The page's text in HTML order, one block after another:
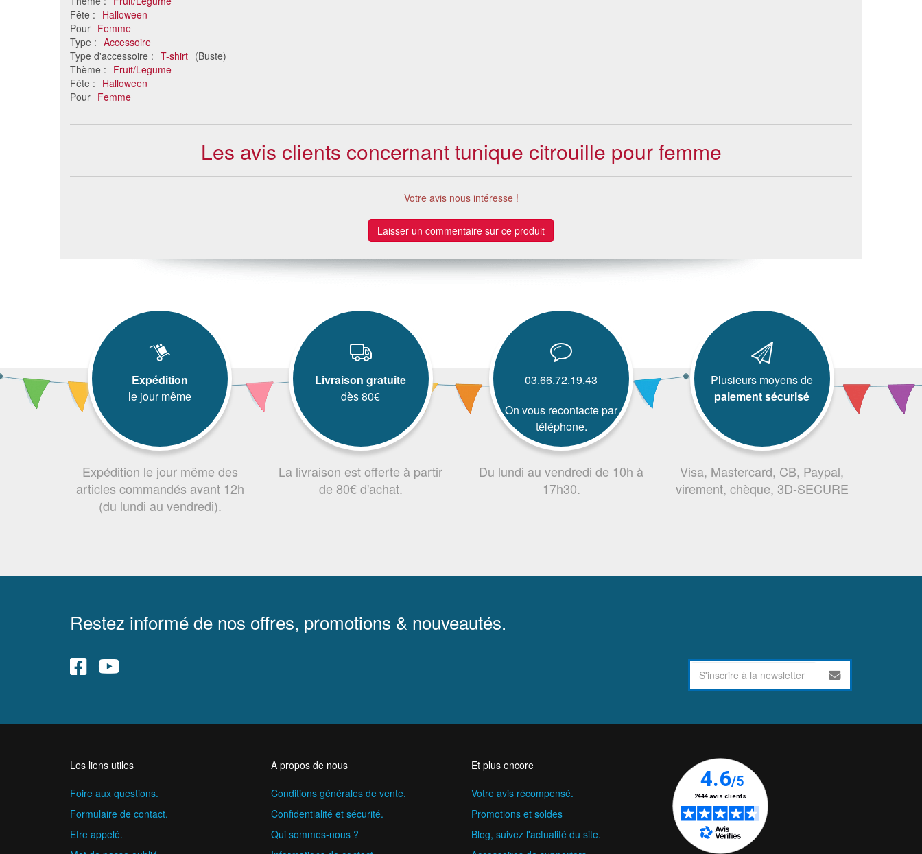
Fête : Halloween
Pour Femme
Type : Accessoire
Type d'accessoire : T-shirt (Buste)
Thème : Fruit/Legume
Fête : Halloween
Pour Femme
Les avis clients concernant tunique citrouille pour femme
Votre avis nous intéresse !
Laisser un commentaire sur ce produit
Expédition
le jour même
Expédition le jour même des
articles commandés avant 12h
(du lundi au vendredi).
Livraison gratuite
dès 80€
La livraison est offerte à partir
de 80€ d'achat.
03.66.72.19.43
On vous recontacte par
téléphone.
Du lundi au vendredi de 10h à
17h30.
Plusieurs moyens de
paiement sécurisé
Visa, Mastercard, CB, Paypal,
virement, chèque, 3D-SECURE
Restez informé de nos offres, promotions & nouveautés.
Les liens utiles
Foire aux questions.
Formulaire de contact.
Etre appelé.
A propos de nous
Conditions générales de vente.
Confidentialité et sécurité.
Qui sommes-nous ?
Et plus encore
Votre avis récompensé.
Promotions et soldes
Blog, suivez l'actualité du site.